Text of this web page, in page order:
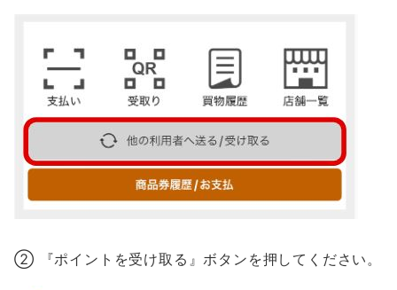
② 『ポイントを受け取る』ボタンを押してください。